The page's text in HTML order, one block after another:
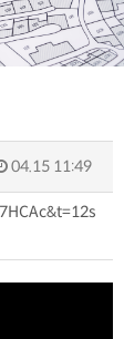
04.15 11:49